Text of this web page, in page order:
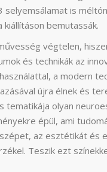
selyemsálamat is
kiállításon bemutassák.
végtelen,
és technikák az
a modern
újra élnek és
tematikája olyan
épül, ami
az esztétikát és
Teszik ezt